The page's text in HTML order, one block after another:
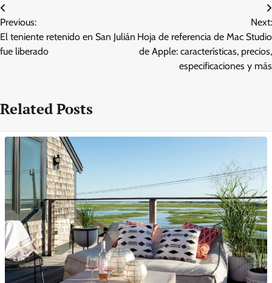
Post
navigation
Previous:
El teniente retenido en San Julián
fue liberado
Next:
Hoja de referencia de Mac Studio
de Apple: características, precios,
especificaciones y más
Related Posts